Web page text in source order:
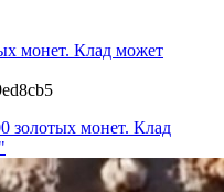
монет. Клад может
золотых монет. Клад